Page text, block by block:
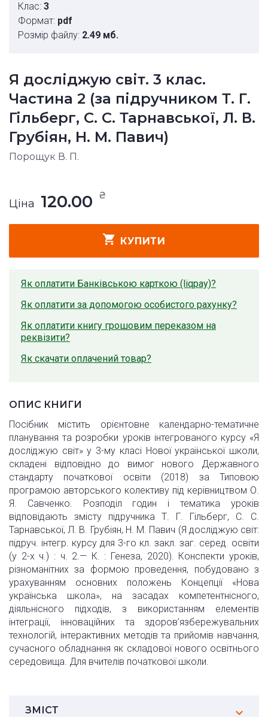
Клас: 3
Формат: pdf
Розмір файлу: 2.49 мб.
Я досліджую світ. 3 клас.
Частина 2 (за підручником Т. Г.
Гільберг, С. С. Тарнавської, Л. В.
Грубіян, Н. М. Павич)
Порощук В. П.
Ціна 120.00 ₴
КУПИТИ
Як оплатити Банківською карткою (liqpay)?
Як оплатити за допомогою особистого рахунку?
Як оплатити книгу грошовим переказом на
реквізити?
Як скачати оплачений товар?
ОПИС КНИГИ
Посібник містить орієнтовне календарно-тематичне
планування та розробки уроків інтегрованого курсу «Я
досліджую світ» у 3-му класі Нової української школи,
складені відповідно до вимог нового Державного
стандарту початкової освіти (2018) за Типовою
програмою авторського колективу під керівництвом О.
Я. Савченко. Розподіл годин і тематика уроків
відповідають змісту підручника Т. Г. Гільберг, С. С.
Тарнавської, Л. В. Грубіян, Н. М. Павич (Я досліджую світ:
підруч. інтегр. курсу для 3-го кл. закл. заг. серед. освіти
(у 2-х ч.) : ч. 2.— К. : Генеза, 2020). Конспекти уроків,
різноманітних за формою проведення, побудовано з
урахуванням основних положень Концепції «Нова
українська школа», на засадах компетентнісного,
діяльнісного підходів, з використанням елементів
інтеграції, інноваційних та здоров’язбережувальних
технологій, інтерактивних методів та прийомів навчання,
сучасного обладнання як складової нового освітнього
середовища. Для вчителів початкової школи.
ЗМІСТ